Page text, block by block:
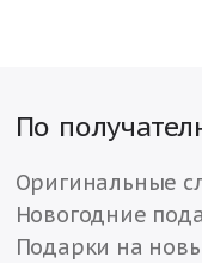
По
Оригинальные
Новогодние
Подарки на